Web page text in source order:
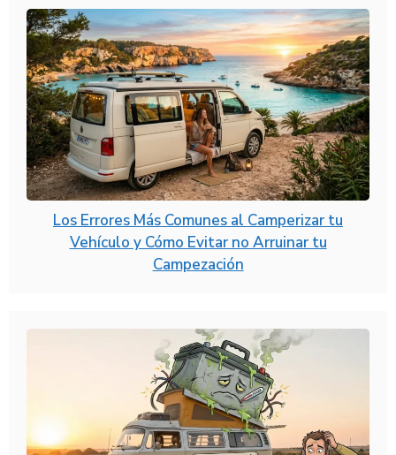
Los Errores Más Comunes al Camperizar tu
Vehículo y Cómo Evitar no Arruinar tu
Campezación